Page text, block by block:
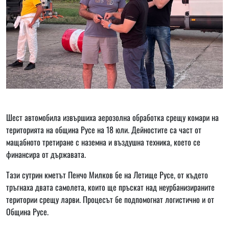
Шест автомобила извършиха аерозолна обработка срещу комари на
територията на община Русе на 18 юли. Дейностите са част от
мащабното третиране с наземна и въздушна техника, което се
финансира от държавата.
Тази сутрин кметът Пенчо Милков бе на Летище Русе, от където
тръгнаха двата самолета, които ще пръскат над неурбанизираните
територии срещу ларви. Процесът бе подпомогнат логистично и от
Община Русе.